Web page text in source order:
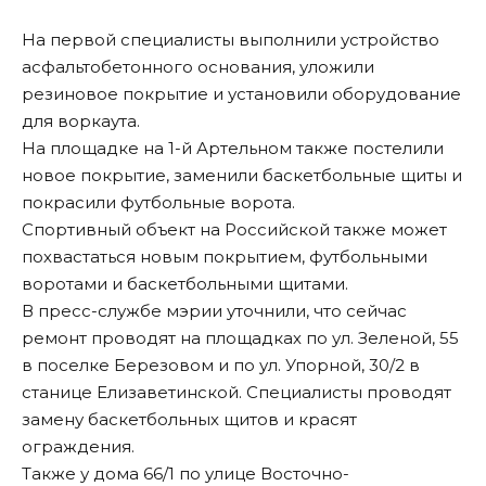
На первой специалисты выполнили устройство
асфальтобетонного основания, уложили
резиновое покрытие и установили оборудование
для воркаута.
На площадке на 1-й Артельном также постелили
новое покрытие, заменили баскетбольные щиты и
покрасили футбольные ворота.
Спортивный объект на Российской также может
похвастаться новым покрытием, футбольными
воротами и баскетбольными щитами.
В пресс-службе мэрии уточнили, что сейчас
ремонт проводят на площадках по ул. Зеленой, 55
в поселке Березовом и по ул. Упорной, 30/2 в
станице Елизаветинской. Специалисты проводят
замену баскетбольных щитов и красят
ограждения.
Также у дома 66/1 по улице Восточно-